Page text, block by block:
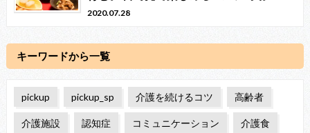
2020.07.28
キーワードから一覧
pickup pickup_sp 介護を続けるコツ 高齢者
介護施設 認知症 コミュニケーション 介護食